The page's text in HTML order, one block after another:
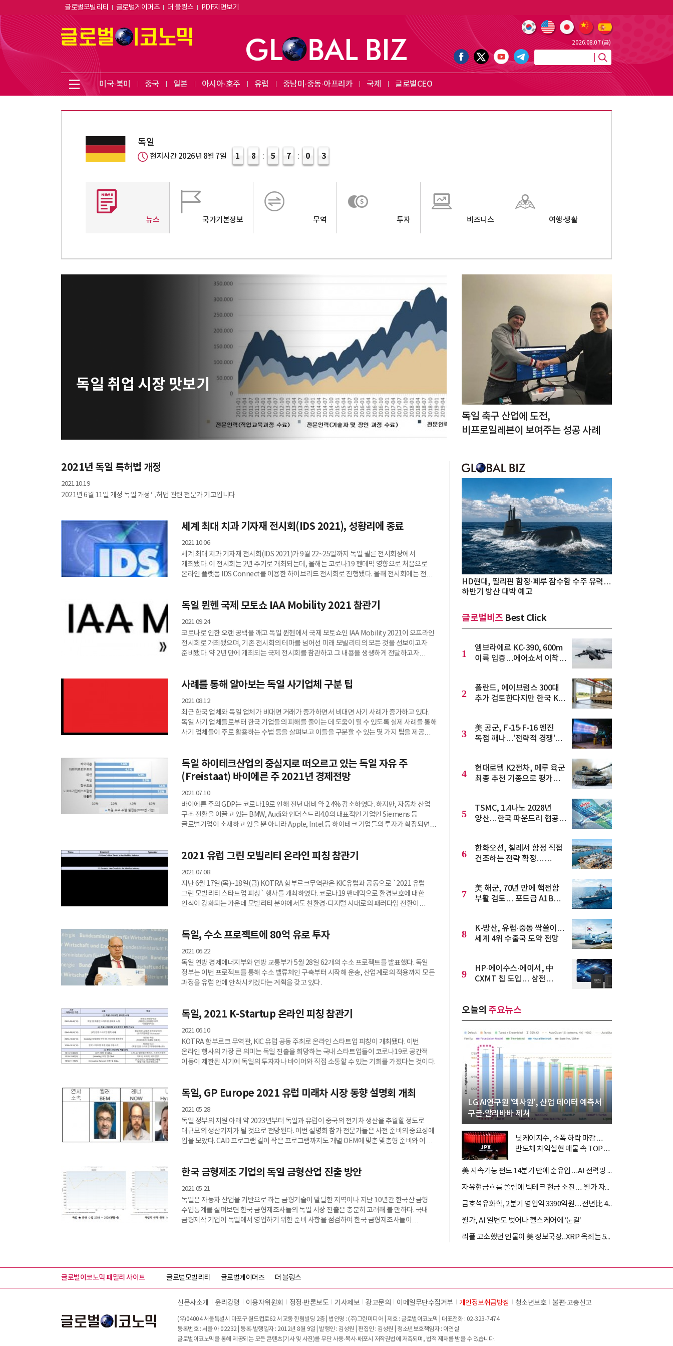
글로벌모빌리티 글로벌게이머즈 더 블링스 PDF지면보기
2026.08.07 (금)
미국·북미 중국 일본 아시아·호주 유럽 중남미·중동·아프리카 국제 글로벌CEO
독일
현지시간 2026년 8월 7일 1 8 : 5 7 : 0 4
뉴스 국가기본정보 무역 투자 비즈니스 여행∙생활
독일 취업 시장 맛보기
독일 축구 산업에 도전,
비프로일레븐이 보여주는 성공 사례
2021년 독일 특허법 개정
2021.10.19
2021년 6월 11일 개정 독일 개정특허법 관련 전문가 기고입니다
세계 최대 치과 기자재 전시회(IDS 2021), 성황리에 종료
2021.10.06
세계 최대 치과 기자재 전시회(IDS 2021)가 9월 22~25일까지 독일 쾰른 전시회장에서
개최됐다. 이 전시회는 2년 주기로 개최되는데, 올해는 코로나19 펜데믹 영향으로 처음으로
온라인 플랫폼 IDS Connect를 이용한 하이브리드 전시회로 진행됐다. 올해 전시회에는 전체
독일 뮌헨 국제 모토쇼 IAA Mobility 2021 참관기
2021.09.24
코로나로 인한 오랜 공백을 깨고 독일 뮌헨에서 국제 모토쇼인 IAA Mobility 2021이 오프라인
전시회로 개최됐으며, 기존 전시회의 테마를 넘어선 미래 모빌리티의 모든 것을 선보이고자
준비됐다. 약 2년 만에 개최되는 국제 전시회를 참관하고 그 내용을 생생하게 전달하고자
사례를 통해 알아보는 독일 사기업체 구분 팁
2021.08.12
최근 한국 업체와 독일 업체가 비대면 거래가 증가하면서 비대면 사기 사례가 증가하고 있다.
독일 사기 업체들로부터 한국 기업들의 피해를 줄이는 데 도움이 될 수 있도록 실제 사례를 통해
사기 업체들이 주로 활용하는 수법 등을 살펴보고 이들을 구분할 수 있는 몇 가지 팁을 제공해
독일 하이테크산업의 중심지로 떠오르고 있는 독일 자유 주
(Freistaat) 바이에른 주 2021년 경제전망
2021.07.10
바이에른 주의 GDP는 코로나19로 인해 전년 대비 약 2.4% 감소하였다. 하지만, 자동차 산업
구조 전환을 이끌고 있는 BMW, Audi와 인더스트리4.0의 대표적인 기업인 Siemens 등
글로벌기업이 소재하고 있을 뿐 아니라 Apple, Intel 등 하이테크 기업들의 투자가 확장되면서
2021 유럽 그린 모빌리티 온라인 피칭 참관기
2021.07.08
지난 6월 17일(목)~18일(금) KOTRA 함부르크무역관은 KIC유럽과 공동으로 `2021 유럽
그린 모빌리티 스타트업 피칭` 행사를 개최하였다. 코로나19 팬데믹으로 환경보호에 대한
인식이 강화되는 가운데 모빌리티 분야에서도 친환경·디지털 시대로의 패러다임 전환이
독일, 수소 프로젝트에 80억 유로 투자
2021.06.22
독일 연방 경제에너지부와 연방 교통부가 5월 28일 62개의 수소 프로젝트를 발표했다. 독일
정부는 이번 프로젝트를 통해 수소 벨류체인 구축부터 시작해 운송, 산업계로의 적용까지 모든
과정을 유럽 안에 안착시키겠다는 계획을 갖고 있다.
독일, 2021 K-Startup 온라인 피칭 참관기
2021.06.10
KOTRA 함부르크 무역관, KIC 유럽 공동 주최로 온라인 스타트업 피칭이 개최됐다. 이번
온라인 행사의 가장 큰 의미는 독일 진출을 희망하는 국내 스타트업들이 코로나19로 공간적
이동이 제한된 시기에 독일의 투자자나 바이어와 직접 소통할 수 있는 기회를 가졌다는 것이다.
독일, GP Europe 2021 유럽 미래차 시장 동향 설명회 개최
2021.05.28
독일 정부의 지원 아래 약 2023년부터 독일과 유럽이 중국의 전기차 생산을 추월할 정도로
대규모의 생산기지가 될 것으로 전망된다. 이번 설명회 참가 전문가들은 사전 준비의 중요성에
입을 모았다. CAD 프로그램 같이 작은 프로그램까지도 개별 OEM에 맞춘 맞춤형 준비와 이를
한국 금형제조 기업의 독일 금형산업 진출 방안
2021.05.21
독일은 자동차 산업을 기반으로 하는 금형기술이 발달한 지역이나 지난 10년간 한국산 금형
수입통계를 살펴보면 한국 금형제조사들의 독일 시장 진출은 충분히 고려해 볼 만하다. 국내
금형제작 기업이 독일에서 영업하기 위한 준비 사항을 점검하여 한국 금형제조사들이
HD현대, 필리핀 함정·페루 잠수함 수주 유력…
하반기 방산 대박 예고
글로벌비즈 Best Click
1
엠브라에르 KC-390, 600m
이륙 입증…에어쇼서 이착륙
2
폴란드, 에이브럼스 300대
추가 검토한다지만 한국 K2
3
美 공군, F-15·F-16 엔진
독점 깨나…'전략적 경쟁'
4
현대로템 K2전차, 페루 육군
최종 추천 기종으로 평가…
5
TSMC, 1.4나노 2028년
양산…한국 파운드리 협공
6
한화오션, 칠레서 함정 직접
건조하는 전략 확정…
7
美 해군, 70년 만에 핵전함
부활 검토… 포드급 A1B
8
K-방산, 유럽·중동 싹쓸이…
세계 4위 수출국 도약 전망
9
HP·에이수스·에이서, 中
CXMT 칩 도입… 삼전
오늘의 주요뉴스
LG AI연구원 '엑사원', 산업 데이터 예측서
구글·알리바바 제쳐
닛케이지수, 소폭 하락 마감…
반도체 차익실현 매물 속 TOPIX
美 지속가능 펀드 14분기 만에 순유입…AI 전력망 ETF가 견인
자유현금흐름 쏠림에 빅테크 현금 소진… 월가 자금 순환매 확산
금호석유화학, 2분기 영업익 3390억원…전년比 419.9%↑
월가, AI 일변도 벗어나 헬스케어에 ‘눈길’
리플 고소했던 인물이 美 정보국장...XRP 옥죄는 5년 법적 공방 ...
글로벌이코노믹 패밀리 사이트 글로벌모빌리티 글로벌게이머즈 더 블링스
신문사소개 윤리강령 이용자위원회 정정∙반론보도 기사제보 광고문의 이메일무단수집거부 개인정보취급방침 청소년보호 불편∙고충신고
(우)04004 서울특별시 마포구 월드컵로62 서교동 한림빌딩 2층 | 법인명 : (주)그린미디어 | 제호 : 글로벌이코노믹 | 대표전화 : 02-323-7474
등록번호 : 서울 아 02232 | 등록·발행일자 : 2012년 8월 9일 | 발행인 : 김성원 | 편집인 : 김성원 | 청소년보호책임자 : 이연실
글로벌이코노믹을 통해 제공되는 모든 콘텐츠(기사 및 사진)를 무단 사용·복사·배포시 저작권법에 저촉되며, 법적 제재를 받을 수 있습니다.